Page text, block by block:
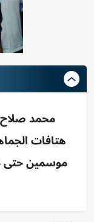
محمد
هتافات